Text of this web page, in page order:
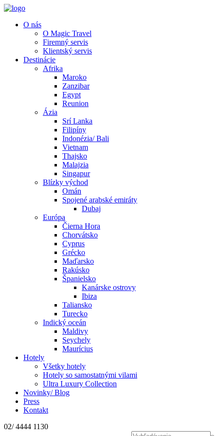
O nás
O Magic Travel
Firemný servis
Klientský servis
Destinácie
Afrika
Maroko
Zanzibar
Egypt
Reunion
Ázia
Srí Lanka
Filipíny
Indonézia/ Bali
Vietnam
Thajsko
Malajzia
Singapur
Blízky východ
Omán
Spojené arabské emiráty
Dubaj
Európa
Čierna Hora
Chorvátsko
Cyprus
Grécko
Maďarsko
Rakúsko
Španielsko
Kanárske ostrovy
Ibiza
Taliansko
Turecko
Indický oceán
Maldivy
Seychely
Maurícius
Hotely
Všetky hotely
Hotely so samostatnými vilami
Ultra Luxury Collection
Novinky/ Blog
Press
Kontakt
02/ 4444 1130